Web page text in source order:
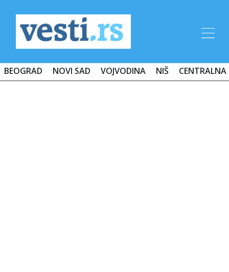
BEOGRAD NOVI SAD VOJVODINA NIŠ CENTRALNA